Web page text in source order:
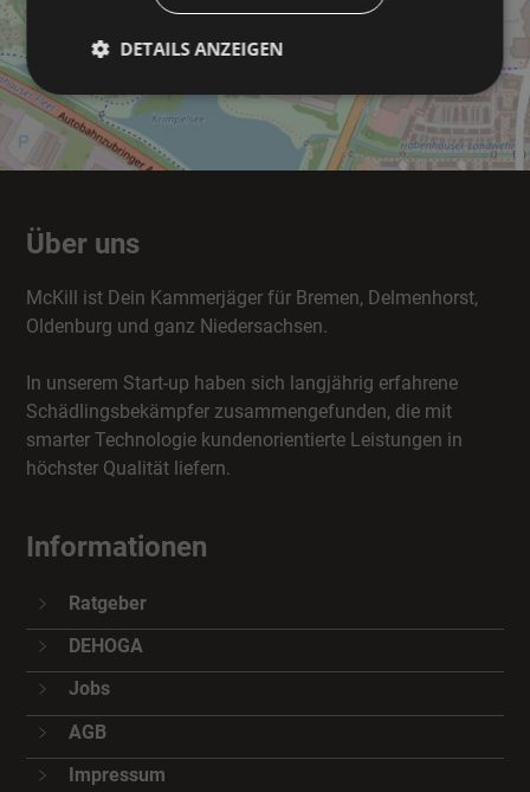
Über uns
McKill ist Dein Kammerjäger für Bremen, Delmenhorst,
Oldenburg und ganz Niedersachsen.
In unserem Start-up haben sich langjährig erfahrene
Schädlingsbekämpfer zusammengefunden, die mit
smarter Technologie kundenorientierte Leistungen in
höchster Qualität liefern.
Informationen
Ratgeber
DEHOGA
Jobs
AGB
Impressum
DETAILS ANZEIGEN